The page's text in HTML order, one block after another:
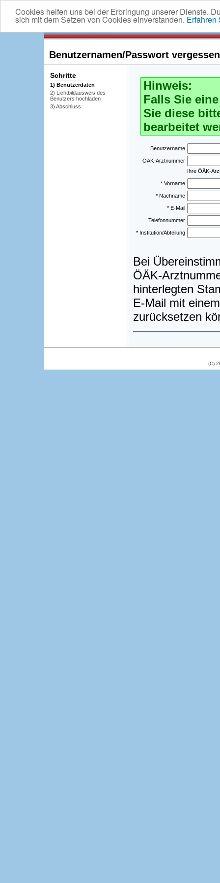
Cookies helfen uns bei der Erbringung unserer Dienste.
sich mit dem Setzen von Cookies einverstanden. Erfahren
Benutzernamen/Passwort
Schritte
1) Benutzerdaten
2) Lichtbildausweis des
Benutzers hochladen
3) Abschluss
Hinweis:
Falls Sie
Sie diese
bearbeitet
Benutzername
ÖÄK-Arztnummer
Ihre ÖÄK-
* Vorname
* Nachname
* E-Mail
Telefonnummer
* Institution/Abteilung
Bei
ÖÄK-
hinterlegten
E-Mail mit
zurücksetzen
(C)